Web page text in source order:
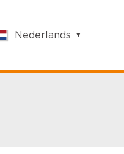
Nederlands
Nederlands